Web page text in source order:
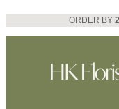
Skip
to
ORDER BY